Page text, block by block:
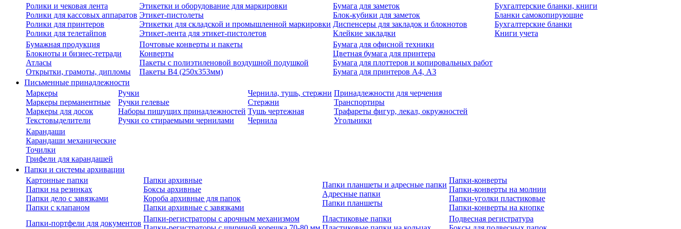
Ролики и чековая лента
Ролики для кассовых аппаратов
Ролики для принтеров
Ролики для телетайпов
Этикетки и оборудование для маркировки
Этикет-пистолеты
Этикетки для складской и промышленной маркировки
Этикет-лента для этикет-пистолетов
Бумага для заметок
Блок-кубики для заметок
Диспенсеры для закладок и блокнотов
Клейкие закладки
Бухгалтерские бланки, книги
Бланки самокопирующие
Бухгалтерские бланки
Книги учета
Бумажная продукция
Блокноты и бизнес-тетради
Атласы
Открытки, грамоты, дипломы
Почтовые конверты и пакеты
Конверты
Пакеты с полиэтиленовой воздушной подушкой
Пакеты В4 (250х353мм)
Бумага для офисной техники
Цветная бумага для принтера
Бумага для плоттеров и копировальных работ
Бумага для принтеров А4, А3
Письменные принадлежности
Маркеры
Маркеры перманентные
Маркеры для досок
Текстовыделители
Ручки
Ручки гелевые
Наборы пишущих принадлежностей
Ручки со стираемыми чернилами
Чернила, тушь, стержни
Стержни
Тушь чертежная
Чернила
Принадлежности для черчения
Транспортиры
Трафареты фигур, лекал, окружностей
Угольники
Карандаши
Карандаши механические
Точилки
Грифели для карандашей
Папки и системы архивации
Картонные папки
Папки на резинках
Папки дело с завязками
Папки с клапаном
Папки архивные
Боксы архивные
Короба архивные для папок
Папки архивные с завязками
Папки планшеты и адресные папки
Адресные папки
Папки планшеты
Папки-конверты
Папки-конверты на молнии
Папки-уголки пластиковые
Папки-конверты на кнопке
Папки-портфели для документов
Папки-регистраторы с арочным механизмом
Пластиковые папки
Подвесная регистратура